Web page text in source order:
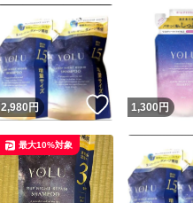
2,980 円 いいね！
1,300円
最大10%対象